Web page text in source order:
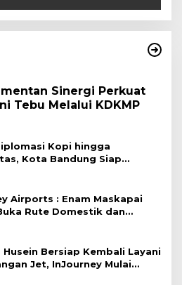
Sinergi Perkuat
Tebu Melalui KDKMP
Kopi hingga
Kota Bandung Siap
Duta Besar di Festival Asia
Airports : Enam Maskapai
Rute Domestik dan
dari Bandara Husein
Husein Bersiap Kembali Layani
Jet, InJourney Mulai